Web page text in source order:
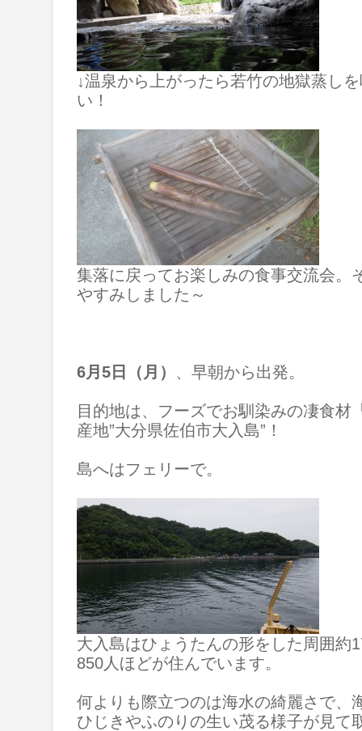
↓温泉から上がったら若竹の地獄蒸し
い！
集落に戻ってお楽しみの食事交流会。
やすみしました～
6月5日（月） 、早朝から出発。
目的地は、フーズでお馴染みの凄食材
産地”大分県佐伯市大入島”！
島へはフェリーで。
大入島はひょうたんの形をした周囲約
850人ほどが住んでいます。
何よりも際立つのは海水の綺麗さで、
ひじきやふのりの生い茂る様子が見て